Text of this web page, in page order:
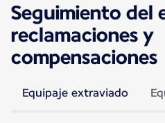
Seguimiento del
reclamaciones y
compensaciones
Equipaje extraviado